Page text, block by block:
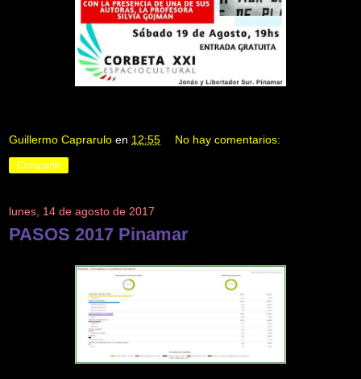
Guillermo Caprarulo en 12:55 No hay comentarios:
Compartir
lunes, 14 de agosto de 2017
PASOS 2017 Pinamar